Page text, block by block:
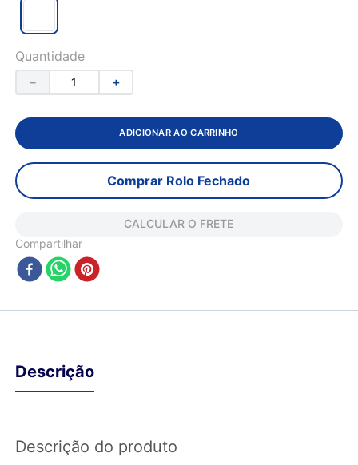
Quantidade
＋
－
ADICIONAR AO CARRINHO
Comprar Rolo Fechado
CALCULAR O FRETE
Compartilhar
Descrição
Descrição do produto